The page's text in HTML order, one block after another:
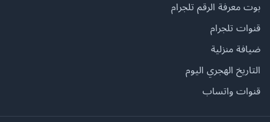
بوت معرفة الرقم تلجرام
قنوات تلجرام
ضيافة منزلية
التاريخ الهجري اليوم
قنوات واتساب